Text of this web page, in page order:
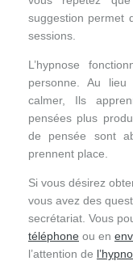
suggestion permet
sessions.
L’hypnose
personne. Au
calmer, Ils
pensées plus
de pensée sont
prennent place.
Si vous désirez
vous avez des
secrétariat. Vous
téléphone ou en
l’attention de